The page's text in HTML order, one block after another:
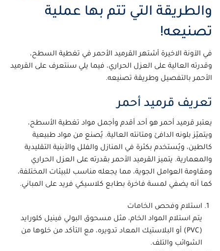
والطريقة التي تتم بها عملية
تصنيعه!
في الآونة الاخيرة أشتهر القرميد الأحمر في تغطية السطح،
وقدرته العالية على العزل الحراري، فيما يلي سنتعرف على القرميد
الأحمر بالتفصيل وطريقة تصنيعه.
تعريف قرميد أحمر
يعتبر قرميد أحمر هو أحد أقدم وأجمل مواد تغطية الأسطح،
ويتميّز بلونه الدافئ ومتانته العالية. يُصنع من مواد طبيعية
كالطين، ويُستخدم بكثرة في المنازل والفلل والأبنية التقليدية
والمعمارية. يتميز القرميد الأحمر بقدرته على العزل الحراري
ومقاومة العوامل الجوية، مما يجعله مناسب للبيئات المختلفة،
كما أنه يضفي لمسة فاخرة بطابع كلاسيكي فريد على المباني.
استلام وفحص الخامات
يتم استلام المواد الخام، مثل مسحوق البولي فينيل كلورايد
(PVC) أو البلاستيك المعاد تدويره، مع التأكد من خلوها من
الشوائب والتلف.